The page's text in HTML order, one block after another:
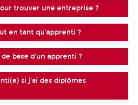
trouver une entreprise ?
en tant qu’apprenti ?
base d’un apprenti ?
si j’ai des diplômes